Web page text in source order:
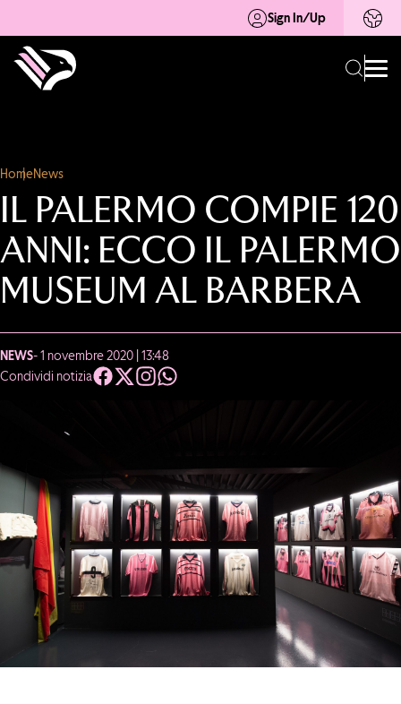
Sign In/Up
HomeNews
IL PALERMO COMPIE 120
ANNI: ECCO IL PALERMO
MUSEUM AL BARBERA
NEWS- 1 novembre 2020 | 13:48
Condividi notizia